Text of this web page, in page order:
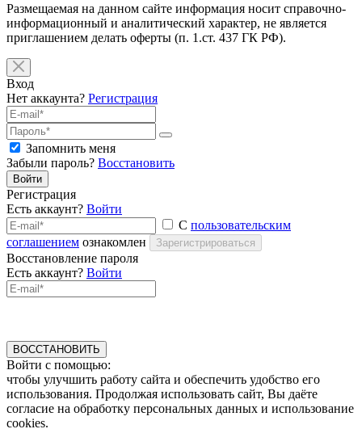
Размещаемая на данном сайте информация носит справочно-
информационный и аналитический характер, не является
приглашением делать оферты (п. 1.ст. 437 ГК РФ).
Вход
Нет аккаунта? Регистрация
Запомнить меня
Забыли пароль? Восстановить
Войти
Регистрация
Есть аккаунт? Войти
С пользовательским
соглашением ознакомлен Зарегистрироваться
Восстановление пароля
Есть аккаунт? Войти
ВОССТАНОВИТЬ
Войти с помощью:
чтобы улучшить работу сайта и обеспечить удобство его
использования. Продолжая использовать сайт, Вы даёте
согласие на обработку персональных данных и использование
cookies.